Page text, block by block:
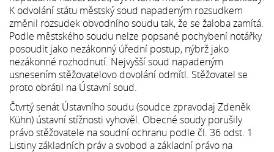
K odvolání státu městský soud napadeným rozsudkem
změnil rozsudek obvodního soudu tak, že se žaloba zamítá.
Podle městského soudu nelze popsané pochybení notářky
posoudit jako nezákonný úřední postup, nýbrž jako
nezákonné rozhodnutí. Nejvyšší soud napadeným
usnesením stěžovatelovo dovolání odmítl. Stěžovatel se
proto obrátil na Ústavní soud.
Čtvrtý senát Ústavního soudu (soudce zpravodaj Zdeněk
Kühn) ústavní stížnosti vyhověl. Obecné soudy porušily
právo stěžovatele na soudní ochranu podle čl. 36 odst. 1
Listiny základních práv a svobod a základní právo na